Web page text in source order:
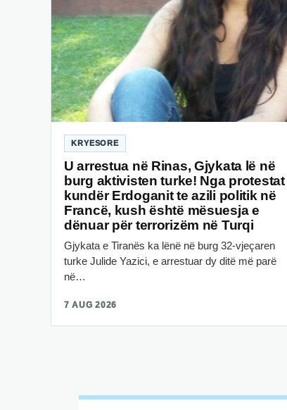
KRYESORE
U arrestua në Rinas, Gjykata lë në
burg aktivisten turke! Nga protestat
kundër Erdoganit te azili politik në
Francë, kush është mësuesja e
dënuar për terrorizëm në Turqi
Gjykata e Tiranës ka lënë në burg 32-vjeçaren
turke Julide Yazici, e arrestuar dy ditë më parë
në…
7 AUG 2026